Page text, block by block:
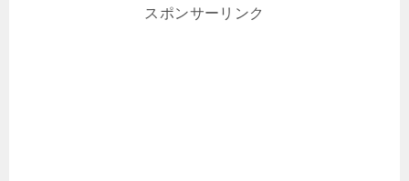
スポンサーリンク